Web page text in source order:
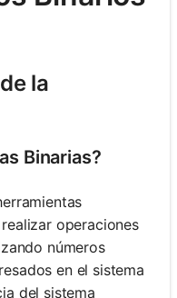
la
Binarias?
operaciones
números
en el sistema
del sistema